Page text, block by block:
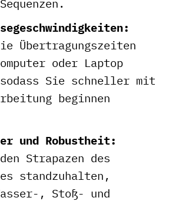
Übertragungszeiten
oder Laptop
Sie schneller mit
beginnen
und Robustheit:
Strapazen des
standzuhalten,
, Stoß- und